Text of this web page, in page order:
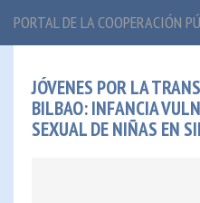
PORTAL DE LA COOPERACIÓN
JÓVENES POR LA
BILBAO: INFANCIA
SEXUAL DE NIÑAS EN